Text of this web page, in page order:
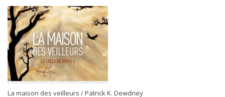
La maison des veilleurs / Patrick K. Dewdney